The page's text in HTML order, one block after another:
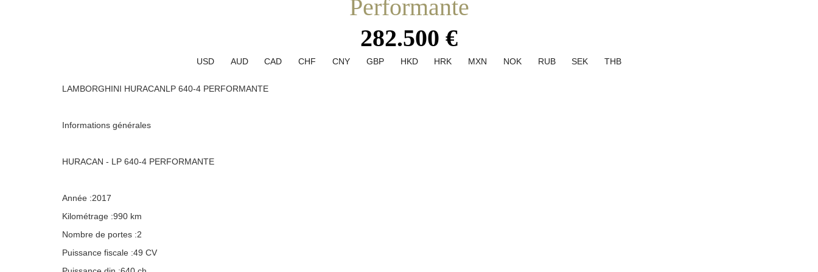
Performante
282.500 €
USD AUD CAD CHF CNY GBP HKD HRK MXN NOK RUB SEK THB
LAMBORGHINI HURACANLP 640-4 PERFORMANTE
Informations générales
HURACAN - LP 640-4 PERFORMANTE
Année :2017
Kilométrage :990 km
Nombre de portes :2
Puissance fiscale :49 CV